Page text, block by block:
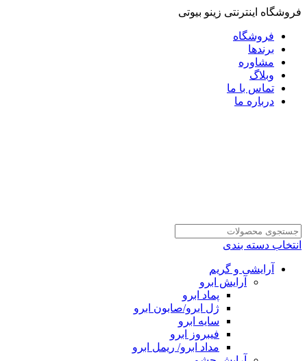
فروشگاه اینترنتی زینو بیوتی
فروشگاه
برندها
مشاوره
وبلاگ
تماس با ما
درباره ما
انتخاب دسته بندی
آرایشی و گریم
آرایش ابرو
پماد ابرو
ژل ابرو/صابون ابرو
سایه ابرو
فیبروز ابرو
مداد ابرو/ ریمل ابرو